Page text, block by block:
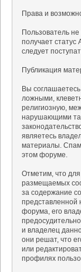
Права и
Пользователь
получает
следует
Публикация
Вы
ложными,
религиозную,
нарушающими
являетесь
материалы.
этом форуме.
Отметим, что
размещаемых
за содержание
форума, его
и владелец
они решат, что
или
профилях